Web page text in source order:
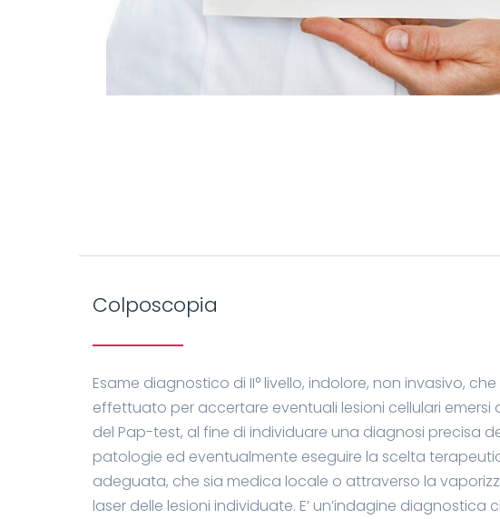
Colposcopia
Esame diagnostico di II° livello, indolore, non invasivo,
effettuato per accertare eventuali lesioni cellulari emersi
del Pap-test, al fine di individuare una diagnosi precisa
patologie ed eventualmente eseguire la scelta
adeguata, che sia medica locale o attraverso la
laser delle lesioni individuate. E’ un’indagine diagnostica